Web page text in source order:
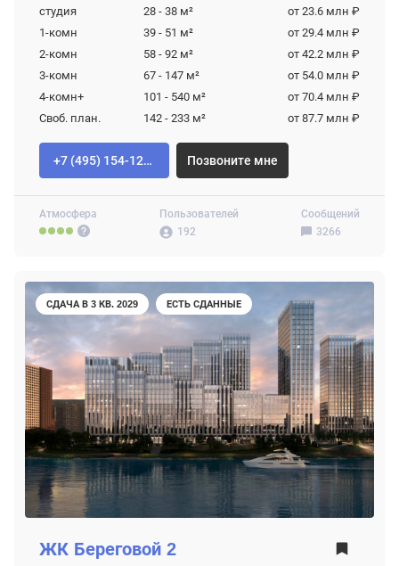
Атмосфера
Пользователей
192
Сообщений
3266
студия 28 - 38 м²
от 23.6 млн ₽
1-комн
39 - 51 м²
от 29.4 млн ₽
2-комн
58 - 92 м²
от 42.2 млн ₽
3-комн
67 - 147 м²
от 54.0 млн ₽
4-комн+
101 - 540 м²
от 70.4 млн ₽
Своб. план.
142 - 233 м² от 87.7 млн ₽
+7 (495) 154-12-80 Позвоните мне
СДАЧА В 3 КВ. 2029 ЕСТЬ СДАННЫЕ
ЖК Береговой 2